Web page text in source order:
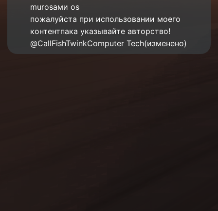
murosами os
пожалуйста при использовании моего
контентпака указывайте авторство!
@CallFishTwink⁠Computer Tech(изменено)